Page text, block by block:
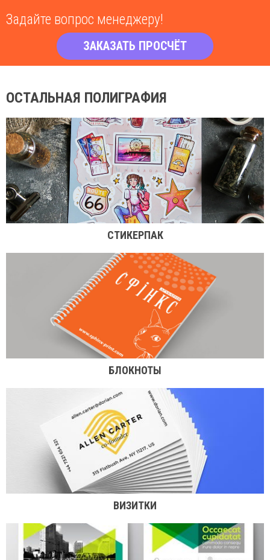
Задайте вопрос менеджеру!
ЗАКАЗАТЬ ПРОСЧЁТ
ОСТАЛЬНАЯ ПОЛИГРАФИЯ
СТИКЕРПАК
БЛОКНОТЫ
ВИЗИТКИ